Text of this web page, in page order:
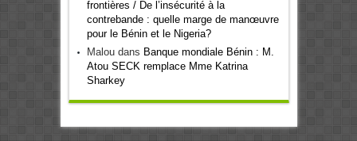
frontières / De l’insécurité à la
contrebande : quelle marge de manœuvre
pour le Bénin et le Nigeria?
Maloudans Banque mondiale Bénin : M.
Atou SECK remplace Mme Katrina
Sharkey